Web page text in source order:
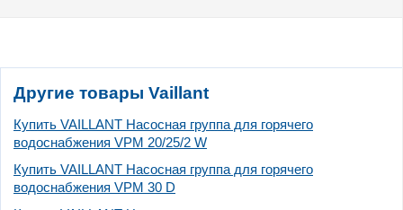
Другие товары Vaillant
Купить VAILLANT Насосная группа для горячего
водоснабжения VPM 20/25/2 W
Купить VAILLANT Насосная группа для горячего
водоснабжения VPM 30 D